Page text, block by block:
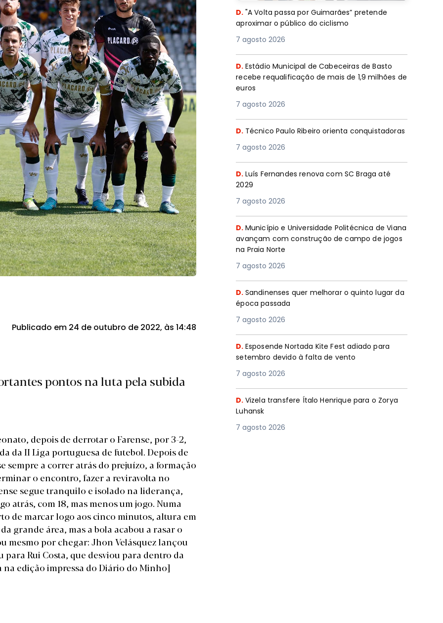
Publicado em 24 de outubro de 2022, às 14:48
pontos na luta pela subida
depois de derrotar o Farense, por 3-2,
da II Liga portuguesa de futebol. Depois de
sempre a correr atrás do prejuízo, a formação
o encontro, fazer a reviravolta no
segue tranquilo e isolado na liderança,
atrás, com 18, mas menos um jogo. Numa
de marcar logo aos cinco minutos, altura em
grande área, mas a bola acabou a rasar o
mesmo por chegar: Jhon Velásquez lançou
Rui Costa, que desviou para dentro da
na edição impressa do Diário do Minho]
D. "A Volta passa por Guimarães” pretende
aproximar o público do ciclismo
7 agosto 2026
D. Estádio Municipal de Cabeceiras de Basto
recebe requalificação de mais de 1,9 milhões de
euros
7 agosto 2026
D. Técnico Paulo Ribeiro orienta conquistadoras
7 agosto 2026
D. Luís Fernandes renova com SC Braga até
2029
7 agosto 2026
D. Município e Universidade Politécnica de Viana
avançam com construção de campo de jogos
na Praia Norte
7 agosto 2026
D. Sandinenses quer melhorar o quinto lugar da
época passada
7 agosto 2026
D. Esposende Nortada Kite Fest adiado para
setembro devido à falta de vento
7 agosto 2026
D. Vizela transfere Ítalo Henrique para o Zorya
Luhansk
7 agosto 2026